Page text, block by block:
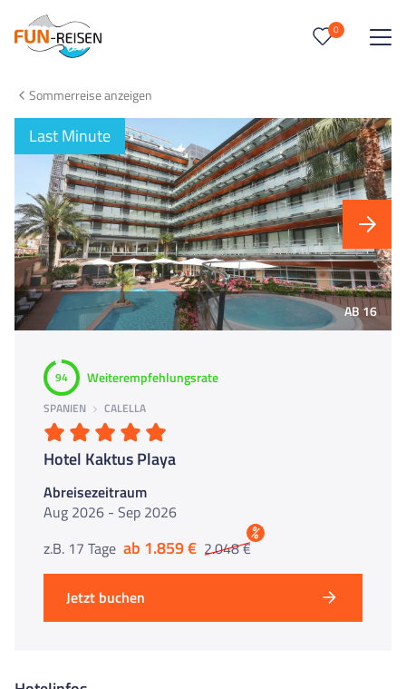
0
Keine Reisen auf der Merkliste
Sommerreise anzeigen
Last Minute
AB 16
94 Weiterempfehlungsrate
SPANIEN CALELLA
Hotel Kaktus Playa
Abreisezeitraum
Aug 2026 - Sep 2026
z.B. 17 Tage ab 1.859 € 2.048 €
%
Jetzt buchen